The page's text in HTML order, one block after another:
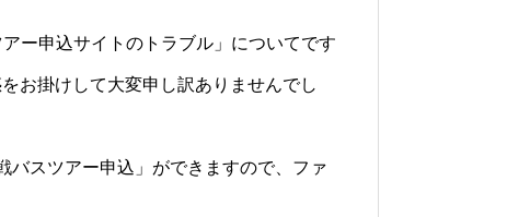
ー申込サイトのトラブル」についてです
お掛けして大変申し訳ありませんでし
スツアー申込」ができますので、ファ